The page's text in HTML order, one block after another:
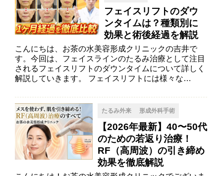
フェイスリフトのダウ
ンタイムは？種類別に
効果と術後経過を解説
こんにちは、お茶の水美容形成クリニックの吉井で
す。今回は、フェイスラインのたるみ治療として注目
されるフェイスリフトのダウンタイムについて詳しく
解説していきます。 フェイスリフトには様々な…
たるみ外来 形成外科手術
【2026年最新】40〜50代
のための若返り治療！
RF（高周波）の引き締め
効果を徹底解説